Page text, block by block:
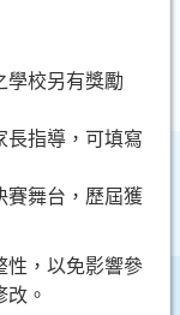
學校另有獎勵
長指導，可填寫
賽舞台，歷屆獲
性，以免影響參
。